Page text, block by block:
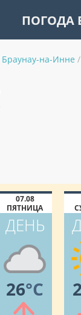
ПОГОДА
Браунау-на-Инне /
07.08
ПЯТНИЦА
ДЕНЬ
26°C